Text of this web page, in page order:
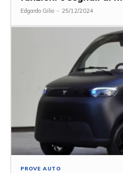
Edgardo Gilio - 25/12/2024
PROVE AUTO